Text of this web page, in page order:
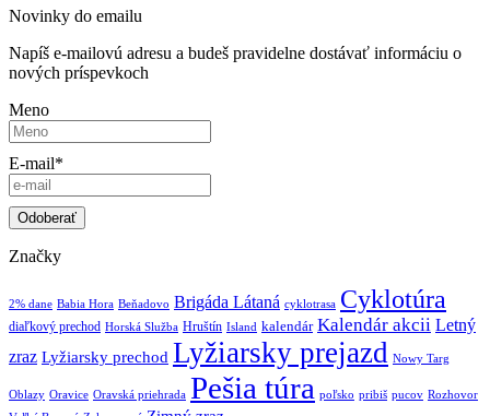
Novinky do emailu
Napíš e-mailovú adresu a budeš pravidelne dostávať informáciu o
nových príspevkoch
Meno
E-mail*
Značky
2% dane Babia Hora Beňadovo Brigáda Látaná cyklotrasa Cyklotúra
diaľkový prechod Horská Služba Hruštín Island kalendár Kalendár akcii Letný
zraz Lyžiarsky prechod Lyžiarsky prejazd Nowy Targ
Oblazy Oravice Oravská priehrada Pešia túra poľsko pribiš pucov Rozhovor